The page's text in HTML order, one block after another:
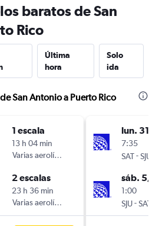
baratos de San
Rico
Última
hora
Solo
ida
San Antonio a Puerto Rico
1 escala
13 h 04 min
Varias aerolíneas
2 escalas
23 h 36 min
Varias aerolíneas
lun. 31/
7:35
SAT-SJU
sáb. 5/9
1:00
SJU-SAT